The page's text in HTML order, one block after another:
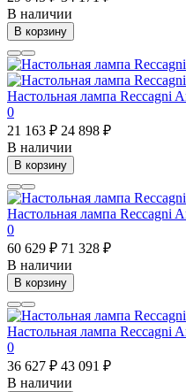
В наличии
В корзину
Настольная лампа Reccagni
0
21 163 ₽ 24 898 ₽
В наличии
В корзину
Настольная лампа Reccagni
0
60 629 ₽ 71 328 ₽
В наличии
В корзину
Настольная лампа Reccagni
0
36 627 ₽ 43 091 ₽
В наличии